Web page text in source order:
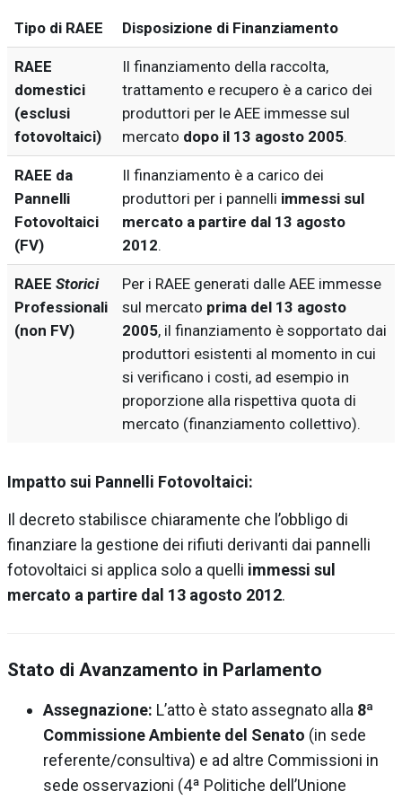
Tipo di RAEE Disposizione di Finanziamento
RAEE
domestici
(esclusi
fotovoltaici)
Il finanziamento della raccolta,
trattamento e recupero è a carico dei
produttori per le AEE immesse sul
mercato dopo il 13 agosto 2005.
RAEE da
Pannelli
Fotovoltaici
(FV)
Il finanziamento è a carico dei
produttori per i pannelli immessi sul
mercato a partire dal 13 agosto
2012.
RAEE Storici
Professionali
(non FV)
Per i RAEE generati dalle AEE immesse
sul mercato prima del 13 agosto
2005, il finanziamento è sopportato dai
produttori esistenti al momento in cui
si verificano i costi, ad esempio in
proporzione alla rispettiva quota di
mercato (finanziamento collettivo).
Impatto sui Pannelli Fotovoltaici:
Il decreto stabilisce chiaramente che l’obbligo di
finanziare la gestione dei rifiuti derivanti dai pannelli
fotovoltaici si applica solo a quelli immessi sul
mercato a partire dal 13 agosto 2012.
Stato di Avanzamento in Parlamento
Assegnazione: L’atto è stato assegnato alla 8ª
Commissione Ambiente del Senato (in sede
referente/consultiva) e ad altre Commissioni in
sede osservazioni (4ª Politiche dell’Unione